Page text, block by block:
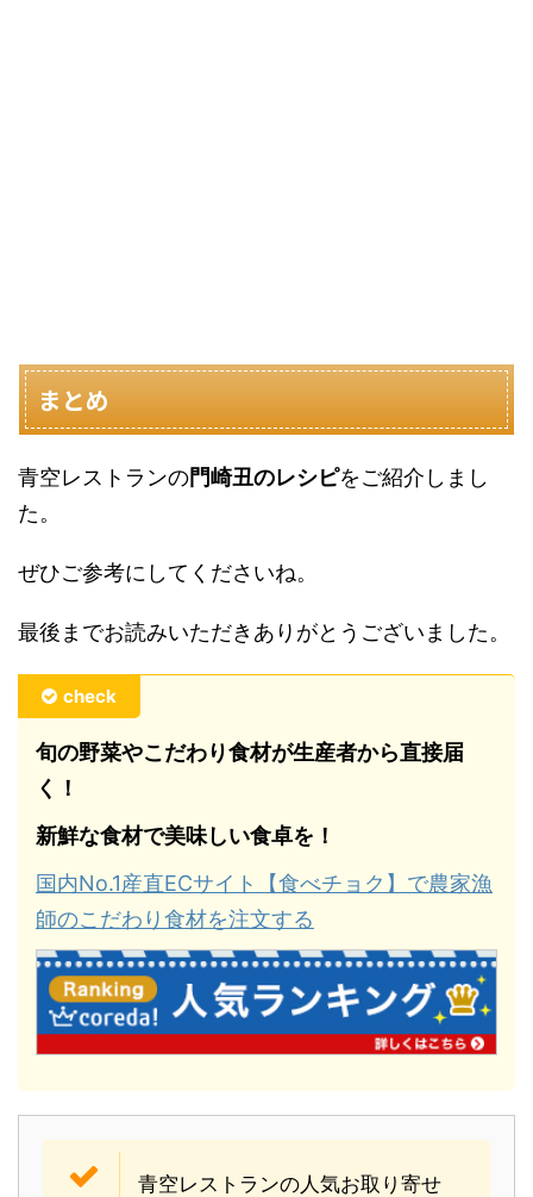
まとめ
青空レストランの門崎丑のレシピをご紹介しまし
た。
ぜひご参考にしてくださいね。
最後までお読みいただきありがとうございました。
check
旬の野菜やこだわり食材が生産者から直接届
く！
新鮮な食材で美味しい食卓を！
国内No.1産直ECサイト【食べチョク】で農家漁
師のこだわり食材を注文する
青空レストランの人気お取り寄せ